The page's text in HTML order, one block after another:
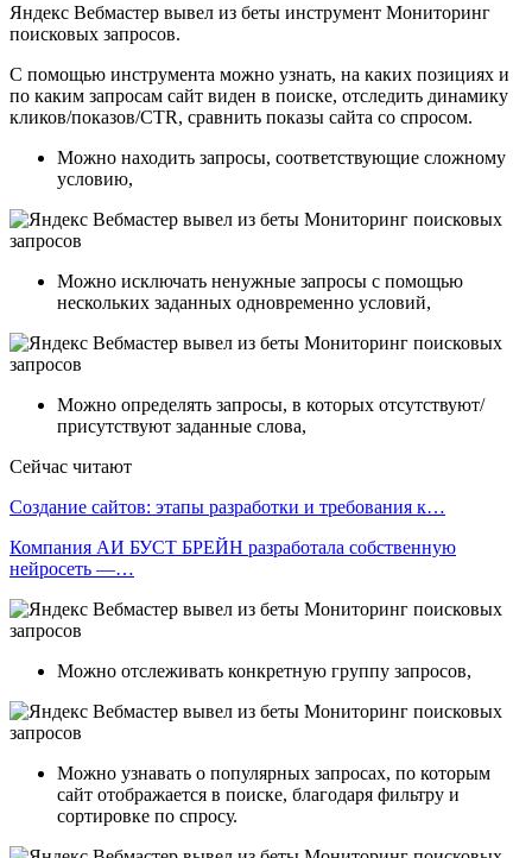
Яндекс Вебмастер вывел из беты инструмент Мониторинг
поисковых запросов.
С помощью инструмента можно узнать, на каких позициях и
по каким запросам сайт виден в поиске, отследить динамику
кликов/показов/CTR, сравнить показы сайта со спросом.
Можно находить запросы, соответствующие сложному
условию,
Можно исключать ненужные запросы с помощью
нескольких заданных одновременно условий,
Можно определять запросы, в которых отсутствуют/
присутствуют заданные слова,
Сейчас читают
Создание сайтов: этапы разработки и требования к…
Компания АИ БУСТ БРЕЙН разработала собственную
нейросеть —…
Можно отслеживать конкретную группу запросов,
Можно узнавать о популярных запросах, по которым
сайт отображается в поиске, благодаря фильтру и
сортировке по спросу.